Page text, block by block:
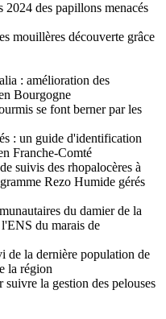
2024 des papillons menacés
mouillères découverte grâce
: amélioration des
Bourgogne
se font berner par les
: un guide d'identification
Franche-Comté
suivis des rhopalocères à
Rezo Humide gérés
du damier de la
du marais de
de la dernière population de
la région
la gestion des pelouses